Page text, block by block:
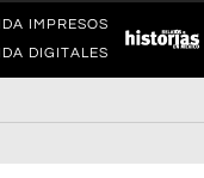
IMPRESOS
DIGITALES